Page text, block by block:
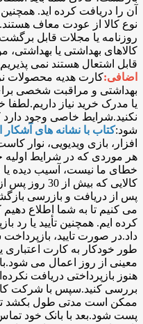
آن را دریافت کرده اید.
نوع کالا از عودت معاف
روزنامه یا مجلات قابل
کالاهای بهداشتی یا بهداشتی،
قابل اشتعال هستند نمی
اضافی:کارت هدیه محصولات
بهداشتی و مراقبت شخصی
یا مدرک خرید نیاز
نکنید.شرایط خاصی وجود
شود:کتاب با نشانه های آشکار
افزار، بازی ویدیویی، نوار
هر موردی که در شرایط اولیه
خطای ما نیست، آسیب دیده
کالایی که
پس از دریافت و بازرسی
می کنیم تا به شما اطلاع
کرده ایم. همچنین تأیید یا رد
داد.در صورت تایید،
طور خودکار به کارت
معینی از روز اعمال می
هنوز بازپرداختی دریافت
بررسی کنید.سپس با شرکت
ممکن است مدتی طول بکشد
پست شود.بعد با بانک خود